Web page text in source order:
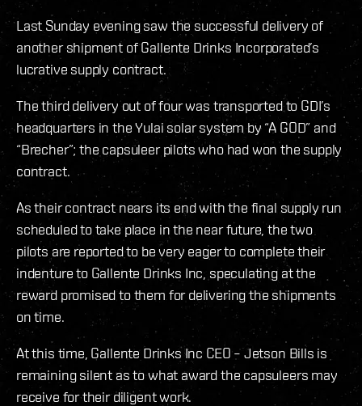
Last Sunday evening saw the successful delivery of
another shipment of Gallente Drinks Incorporated’s
lucrative supply contract.
The third delivery out of four was transported to GDI’s
headquarters in the Yulai solar system by “A GOD” and
“Brecher”; the capsuleer pilots who had won the supply
contract.
As their contract nears its end with the final supply run
scheduled to take place in the near future, the two
pilots are reported to be very eager to complete their
indenture to Gallente Drinks Inc, speculating at the
reward promised to them for delivering the shipments
on time.
At this time, Gallente Drinks Inc CEO – Jetson Bills is
remaining silent as to what award the capsuleers may
receive for their diligent work.